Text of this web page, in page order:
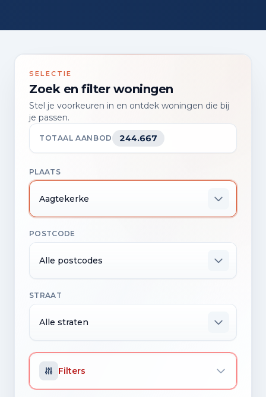
SELECTIE
Zoek en filter woningen
Stel je voorkeuren in en ontdek woningen die bij
je passen.
TOTAAL AANBOD 244.667
PLAATS
Aagtekerke
POSTCODE
Alle postcodes
STRAAT
Alle straten
Filters